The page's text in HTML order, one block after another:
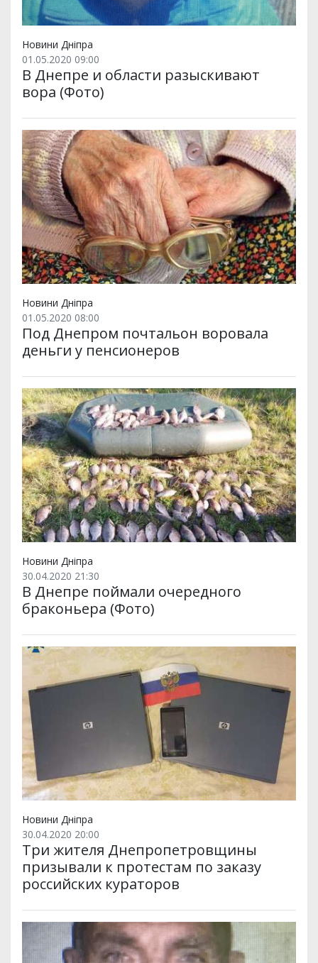
Новини Дніпра
01.05.2020 09:00
В Днепре и области разыскивают
вора (Фото)
Новини Дніпра
01.05.2020 08:00
Под Днепром почтальон воровала
деньги у пенсионеров
Новини Дніпра
30.04.2020 21:30
В Днепре поймали очередного
браконьера (Фото)
Новини Дніпра
30.04.2020 20:00
Три жителя Днепропетровщины
призывали к протестам по заказу
российских кураторов